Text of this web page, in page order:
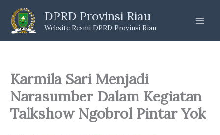
content
DPRD Provinsi Riau
Website Resmi DPRD Provinsi Riau
Karmila Sari Menjadi
Narasumber Dalam Kegiatan
Talkshow Ngobrol Pintar Yok